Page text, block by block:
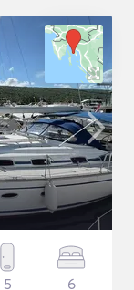
5 6